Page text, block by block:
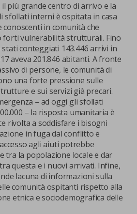
il più grande centro di arrivo e la
sfollati interni è ospitata in casa
conoscenti in comunità che
forti vulnerabilità strutturali. Fino
conteggiati 143.446 arrivi in
aveva 201.846 abitanti. A fronte
di persone, le comunità di
una forte pressione sulle
e sui servizi già precari.
– ad oggi gli sfollati
– la risposta umanitaria è
rivolta a soddisfare i bisogni
in fuga dal conflitto e
agli aiuti potrebbe
tra la popolazione locale e dar
questa e i nuovi arrivati. Infine,
lacuna di informazioni sulla
comunità ospitanti rispetto alla
etnica e sociodemografica delle